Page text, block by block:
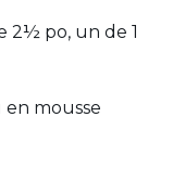
2½ po, un de 1
en mousse